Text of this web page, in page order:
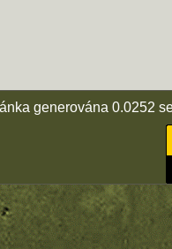
generována 0.0252